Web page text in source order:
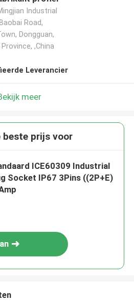
Industrial
Road,
Dongguan,
,China
Leverancier
meer
beste prijs voor
ICE60309 Industrial
Socket IP67 3Pins ((2P+E)